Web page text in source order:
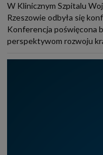
W Klinicznym Szpitalu
Rzeszowie odbyła się
Konferencja poświęcona
perspektywom rozwoju